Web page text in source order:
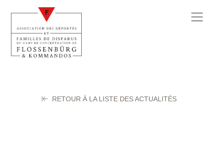
RETOUR À LA LISTE DES ACTUALITÉS